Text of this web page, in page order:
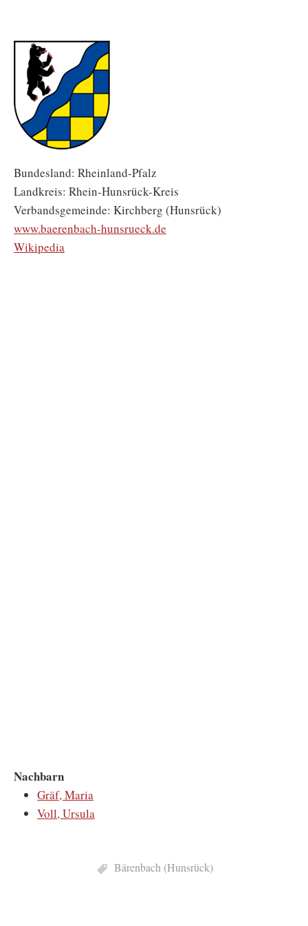
Bundesland: Rheinland-Pfalz
Landkreis: Rhein-Hunsrück-Kreis
Verbandsgemeinde: Kirchberg (Hunsrück)
www.baerenbach-hunsrueck.de
Wikipedia
Nachbarn
Gräf, Maria
Voll, Ursula
Bärenbach (Hunsrück)